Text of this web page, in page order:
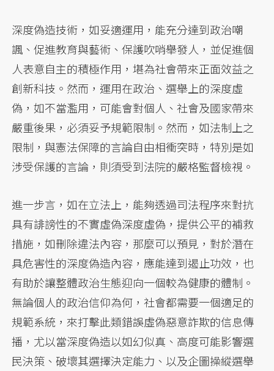
深度偽造技術，如妥適運用，能充分達到政治嘲
諷、促進教育與藝術、保護吹哨舉發人，並促進個
人表意自主的積極作用，堪為社會帶來正面效益之
創新科技。然而，運用在政治、選舉上的深度虛
偽，如不當濫用，可能會對個人、社會及國家帶來
嚴重後果，必須妥予規範限制。然而，如法制上之
限制，與憲法保障的言論自由相衝突時，特別是如
涉受保護的言論，則須受到法院的嚴格監督檢視。
進一步言，如在立法上，能夠透過司法程序來對抗
具有誹謗性的不實虛偽深度虛偽，提供公平的補救
措施，如刪除違法內容，那麼可以預見，對於潛在
具危害性的深度偽造內容，應能達到遏止功效，也
有助於讓整體政治生態迎向一個較為健康的體制。
無論個人的政治信仰為何，社會都需要一個適足的
規範系統，來打擊此類錯誤虛偽惡意詐欺的信息傳
播，尤以當深度偽造以如幻似真、高度可能影響選
民決策、破壞其選擇決定能力、以及企圖操縱選舉